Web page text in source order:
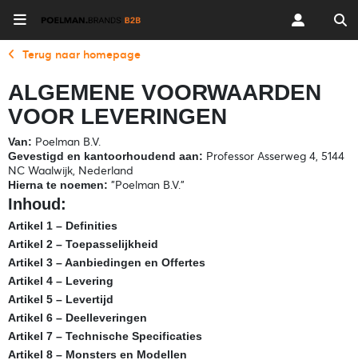
Terug naar homepage
ALGEMENE VOORWAARDEN
VOOR LEVERINGEN
Van: Poelman B.V.
Gevestigd en kantoorhoudend aan: Professor Asserweg 4, 5144
NC Waalwijk, Nederland
Hierna te noemen: "Poelman B.V."
Inhoud:
Artikel 1 – Definities
Artikel 2 – Toepasselijkheid
Artikel 3 – Aanbiedingen en Offertes
Artikel 4 – Levering
Artikel 5 – Levertijd
Artikel 6 – Deelleveringen
Artikel 7 – Technische Specificaties
Artikel 8 – Monsters en Modellen